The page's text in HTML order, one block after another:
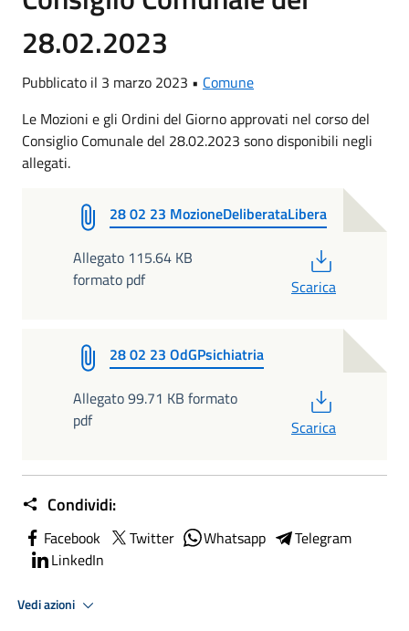
28.02.2023
Pubblicato il 3 marzo 2023 • Comune
Le Mozioni e gli Ordini del Giorno approvati nel corso del
Consiglio Comunale del 28.02.2023 sono disponibili negli
allegati.
28 02 23 MozioneDeliberataLibera
Allegato 115.64 KB
formato pdf
Scarica
28 02 23 OdGPsichiatria
Allegato 99.71 KB formato
pdf
Scarica
Condividi:
Facebook Twitter Whatsapp
Telegram
LinkedIn
Vedi azioni